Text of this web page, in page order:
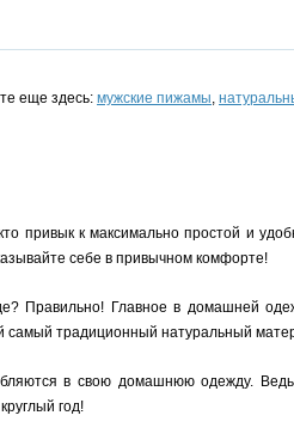
еще здесь: мужские пижамы,
привык к максимально простой и
себе в привычном комфорте!
Правильно! Главное в домашней
самый традиционный натуральный
в свою домашнюю одежду.
год!